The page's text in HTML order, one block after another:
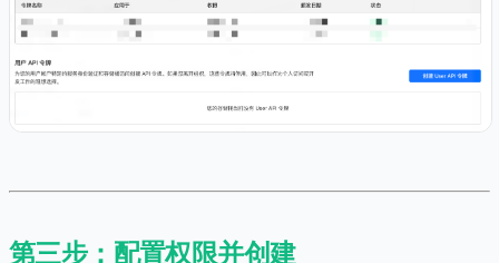
第三步：配置权限并创建